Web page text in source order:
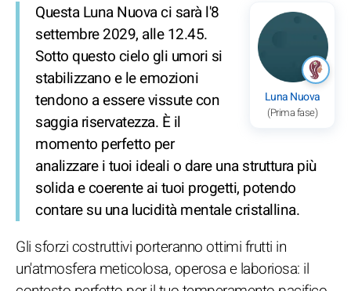
Luna Nuova
(Prima fase)
Questa Luna Nuova ci sarà l'8
settembre 2029, alle 12.45.
Sotto questo cielo gli umori si
stabilizzano e le emozioni
tendono a essere vissute con
saggia riservatezza. È il
momento perfetto per
analizzare i tuoi ideali o dare una struttura più
solida e coerente ai tuoi progetti, potendo
contare su una lucidità mentale cristallina.
Gli sforzi costruttivi porteranno ottimi frutti in
un'atmosfera meticolosa, operosa e laboriosa: il